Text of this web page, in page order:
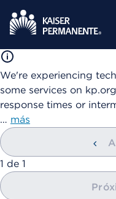
We're experiencing
some services on
response times or
… más
mostrando
1 de 1